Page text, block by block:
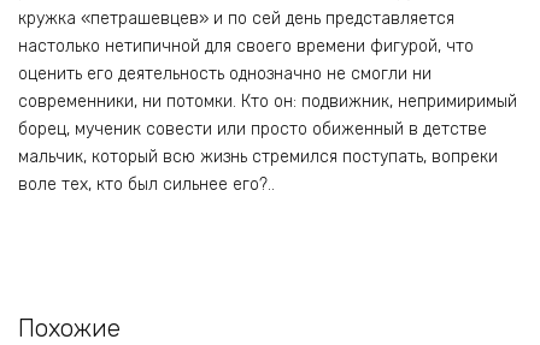
кружка «петрашевцев» и по сей день представляется
настолько нетипичной для своего времени фигурой, что
оценить его деятельность однозначно не смогли ни
современники, ни потомки. Кто он: подвижник, непримиримый
борец, мученик совести или просто обиженный в детстве
мальчик, который всю жизнь стремился поступать, вопреки
воле тех, кто был сильнее его?..
Похожие